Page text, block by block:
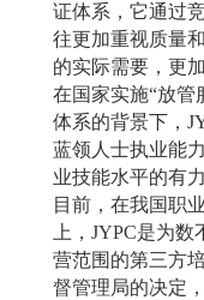
证体系，它通过
往更加重视质量
的实际需要，更
在国家实施“放管
体系的背景下，
蓝领人士执业能
业技能水平的有力
目前，在我国职
上， JYPC是为数
营范围的第三方
督管理局的决定，